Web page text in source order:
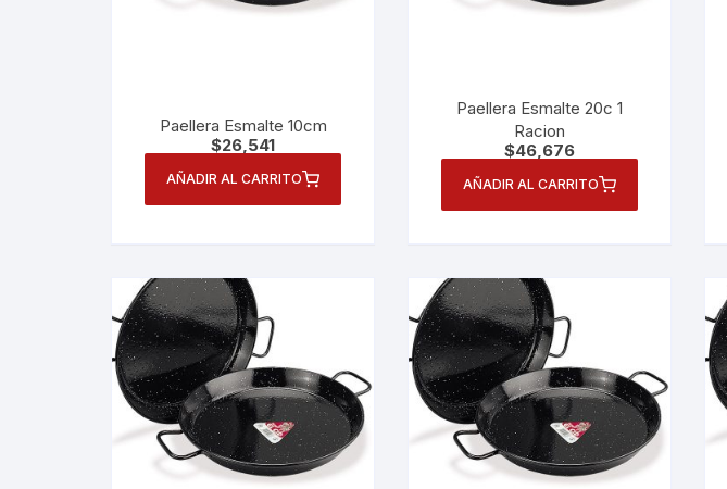
Paellera Esmalte 10cm
$26,541
AÑADIR AL CARRITO
Paellera Esmalte 20c 1
Racion
$46,676
AÑADIR AL CARRITO